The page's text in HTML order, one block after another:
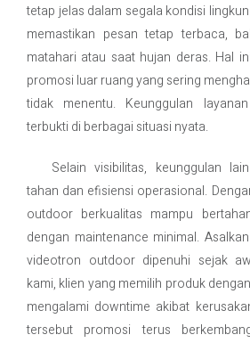
tetap jelas dalam segala kondisi
memastikan pesan tetap terbaca,
matahari atau saat hujan deras. Hal
promosi luar ruang yang sering
tidak menentu. Keunggulan
terbukti di berbagai situasi nyata.
Selain visibilitas, keunggulan
tahan dan efisiensi operasional.
outdoor berkualitas mampu
dengan maintenance minimal.
videotron outdoor dipenuhi sejak
kami, klien yang memilih produk
mengalami downtime akibat
tersebut promosi terus